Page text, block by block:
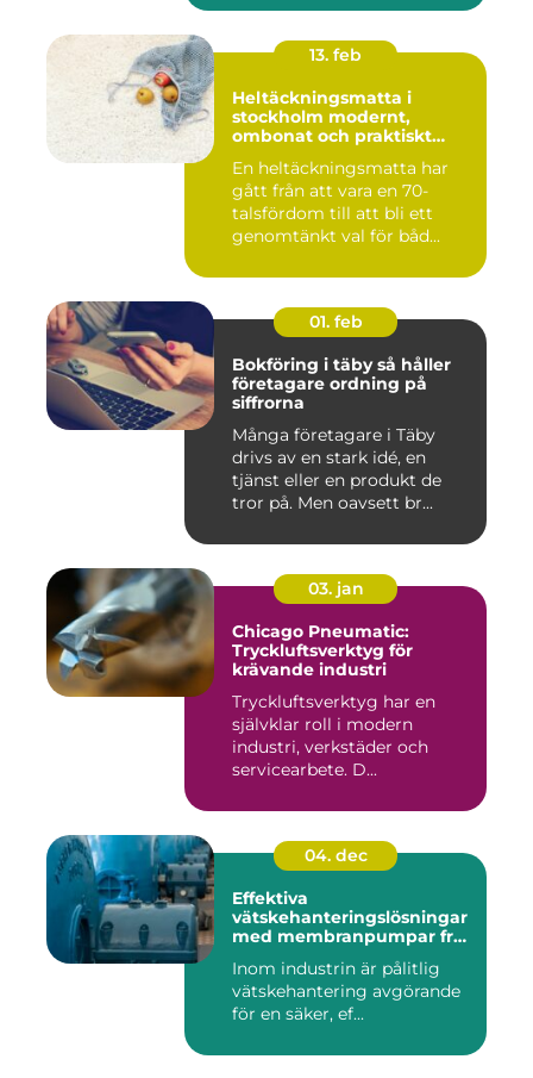
13. feb
Heltäckningsmatta i
stockholm modernt,
ombonat och praktiskt
En heltäckningsmatta har
gått från att vara en 70-
talsfördom till att bli ett
genomtänkt val för båd...
01. feb
Bokföring i täby så håller
företagare ordning på
siffrorna
Många företagare i Täby
drivs av en stark idé, en
tjänst eller en produkt de
tror på. Men oavsett br...
03. jan
Chicago Pneumatic:
Tryckluftsverktyg för
krävande industri
Tryckluftsverktyg har en
självklar roll i modern
industri, verkstäder och
servicearbete. D...
04. dec
Effektiva
vätskehanteringslösningar
med membranpumpar från
Inom industrin är pålitlig
vätskehantering avgörande
för en säker, ef...